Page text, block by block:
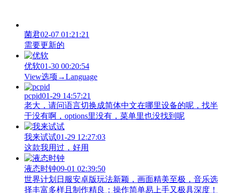
菌君02-07 01:21:21
需要更新的
优软01-30 00:20:54
View‌选项→Language
pcpid01-29 14:57:21
老大，请问语言切换成简体中文在哪里设备的呢，找半
于没有啊，options里没有，菜单里也没找到呢
我来试试01-29 12:27:03
这款我用过，好用
液态时钟09-01 02:39:50
世界计划日服安卓版玩法新颖，画面精美至极，音乐选
择丰富多样且制作精良；操作简单易上手又极具深度！